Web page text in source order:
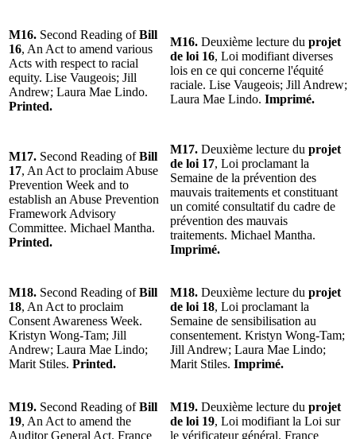
M16. Second Reading ofBill
16, An Act to amend various
Acts with respect to racial
equity. Lise Vaugeois; Jill
Andrew; Laura Mae Lindo.
Printed.
M16. Deuxième lecture du projet
de loi 16, Loi modifiant diverses
lois en ce qui concerne l'équité
raciale. Lise Vaugeois; Jill Andrew;
Laura Mae Lindo. Imprimé.
M17. Second Reading ofBill
17, An Act to proclaim Abuse
Prevention Week and to
establish an Abuse Prevention
Framework Advisory
Committee. Michael Mantha.
Printed.
M17. Deuxième lecture du projet
de loi 17, Loi proclamant la
Semaine de la prévention des
mauvais traitements et constituant
un comité consultatif du cadre de
prévention des mauvais
traitements. Michael Mantha.
Imprimé.
M18. Second Reading ofBill
18, An Act to proclaim
Consent Awareness Week.
Kristyn Wong-Tam; Jill
Andrew; Laura Mae Lindo;
Marit Stiles. Printed.
M18. Deuxième lecture du projet
de loi 18, Loi proclamant la
Semaine de sensibilisation au
consentement. Kristyn Wong-Tam;
Jill Andrew; Laura Mae Lindo;
Marit Stiles. Imprimé.
M19. Second Reading ofBill
19, An Act to amend the
Auditor General Act. France
M19. Deuxième lecture du projet
de loi 19, Loi modifiant la Loi sur
le vérificateur général. France